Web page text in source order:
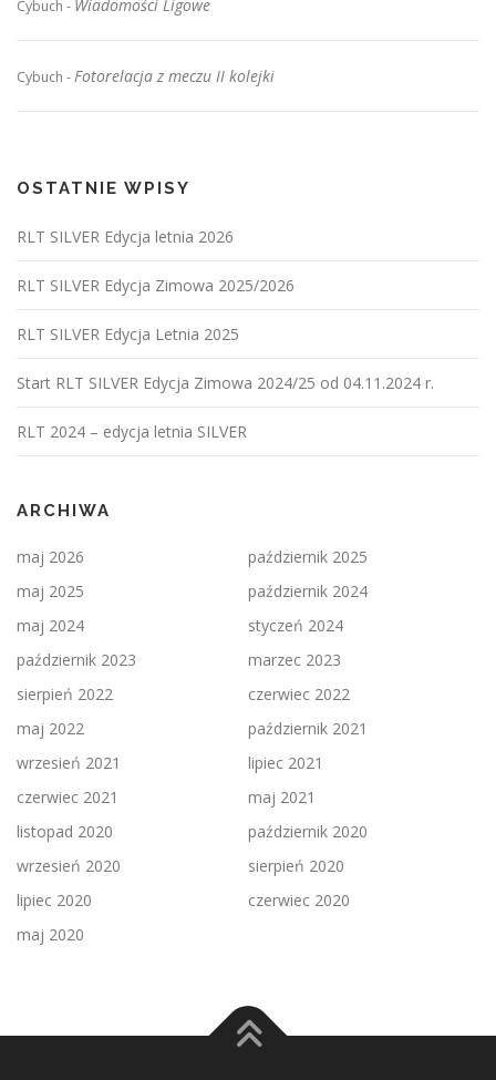
Cybuch - Wiadomości Ligowe
Cybuch -Fotorelacja z meczu II kolejki
OSTATNIE WPISY
RLT SILVER Edycja letnia 2026
RLT SILVER Edycja Zimowa 2025/2026
RLT SILVER Edycja Letnia 2025
Start RLT SILVER Edycja Zimowa 2024/25 od 04.11.2024 r.
RLT 2024 – edycja letnia SILVER
ARCHIWA
maj 2026
październik 2025
maj 2025
październik 2024
maj 2024
styczeń 2024
październik 2023
marzec 2023
sierpień 2022
czerwiec 2022
maj 2022
październik 2021
wrzesień 2021
lipiec 2021
czerwiec 2021
maj 2021
listopad 2020
październik 2020
wrzesień 2020
sierpień 2020
lipiec 2020
czerwiec 2020
maj 2020